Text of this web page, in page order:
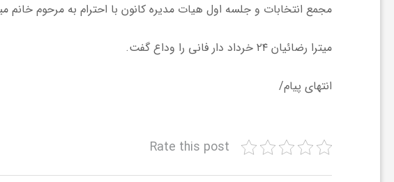
مجمع انتخابات و جلسه اول هیات مدیره کانون با احترام به مرحوم خانم
میترا رضائیان ۲۴ خرداد دار فانی را وداع گفت.
انتهای پیام/
Rate this post